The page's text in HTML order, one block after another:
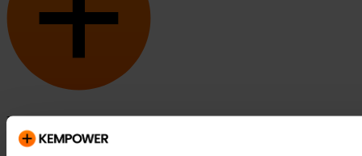
Kempower y ChargEye son marcas de Kempower Oyj registradas
en EEUU y en otros países y regiones.